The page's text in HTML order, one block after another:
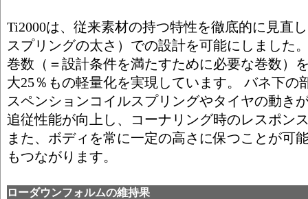
Ti2000は、従来素材の持つ特性を徹底的に見直
スプリングの太さ）での設計を可能にしました
巻数（＝設計条件を満たすために必要な巻数）
大25％もの軽量化を実現しています。 バネ下の
スペンションコイルスプリングやタイヤの動き
追従性能が向上し、コーナリング時のレスポン
また、ボディを常に一定の高さに保つことが可
もつながります。
ローダウンフォルムの維持果